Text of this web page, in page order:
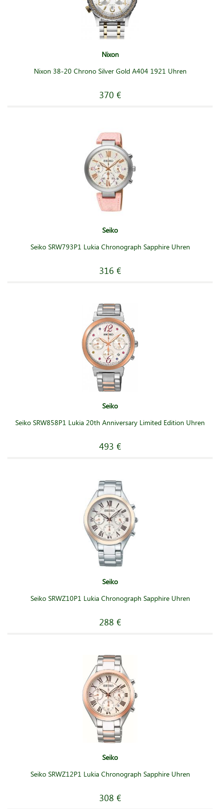
Nixon
Nixon 38-20 Chrono Silver Gold A404 1921 Uhren
370 €
Seiko
Seiko SRW793P1 Lukia Chronograph Sapphire Uhren
316 €
Seiko
Seiko SRW858P1 Lukia 20th Anniversary Limited Edition Uhren
493 €
Seiko
Seiko SRWZ10P1 Lukia Chronograph Sapphire Uhren
288 €
Seiko
Seiko SRWZ12P1 Lukia Chronograph Sapphire Uhren
308 €